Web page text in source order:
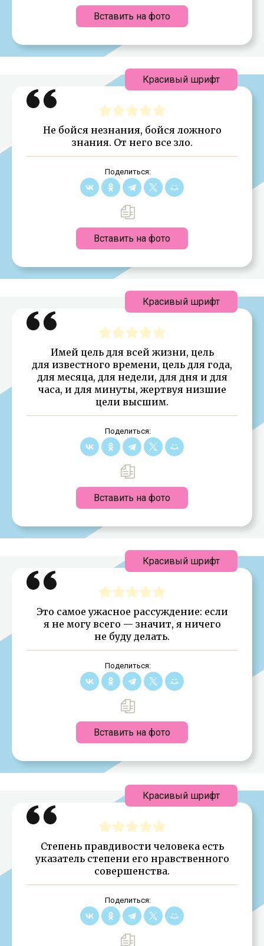
Вставить на фото
Не бойся незнания, бойся ложного
знания. От него все зло.
Поделиться:
Вставить на фото
Красивый шрифт
Имей цель для всей жизни, цель
для известного времени, цель для года,
для месяца, для недели, для дня и для
часа, и для минуты, жертвуя низшие
цели высшим.
Поделиться:
Вставить на фото
Красивый шрифт
Это самое ужасное рассуждение: если
я не могу всего — значит, я ничего
не буду делать.
Поделиться:
Вставить на фото
Красивый шрифт
Степень правдивости человека есть
указатель степени его нравственного
совершенства.
Поделиться:
Красивый шрифт